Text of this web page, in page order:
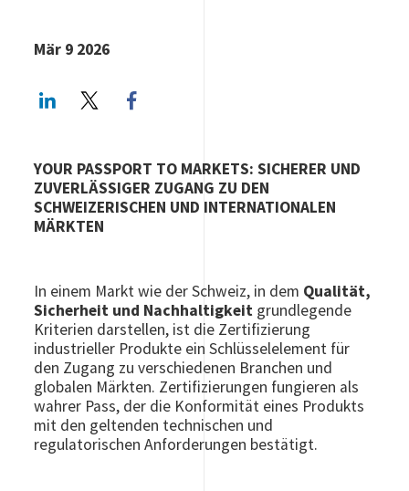
Mär 9 2026
LinkedInTwitter
YOUR PASSPORT TO MARKETS: SICHERER UND
ZUVERLÄSSIGER ZUGANG ZU DEN
SCHWEIZERISCHEN UND INTERNATIONALEN
MÄRKTEN
In einem Markt wie der Schweiz, in dem Qualität,
Sicherheit und Nachhaltigkeit grundlegende
Kriterien darstellen, ist die Zertifizierung
industrieller Produkte ein Schlüsselelement für
den Zugang zu verschiedenen Branchen und
globalen Märkten. Zertifizierungen fungieren als
wahrer Pass, der die Konformität eines Produkts
mit den geltenden technischen und
regulatorischen Anforderungen bestätigt.